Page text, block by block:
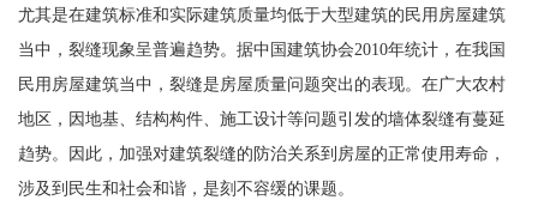
尤其是在建筑标准和实际建筑质量均低于大型建筑的民用房屋建筑
当中，裂缝现象呈普遍趋势。据中国建筑协会2010年统计，在我国
民用房屋建筑当中，裂缝是房屋质量问题突出的表现。在广大农村
地区，因地基、结构构件、施工设计等问题引发的墙体裂缝有蔓延
趋势。因此，加强对建筑裂缝的防治关系到房屋的正常使用寿命，
涉及到民生和社会和谐，是刻不容缓的课题。